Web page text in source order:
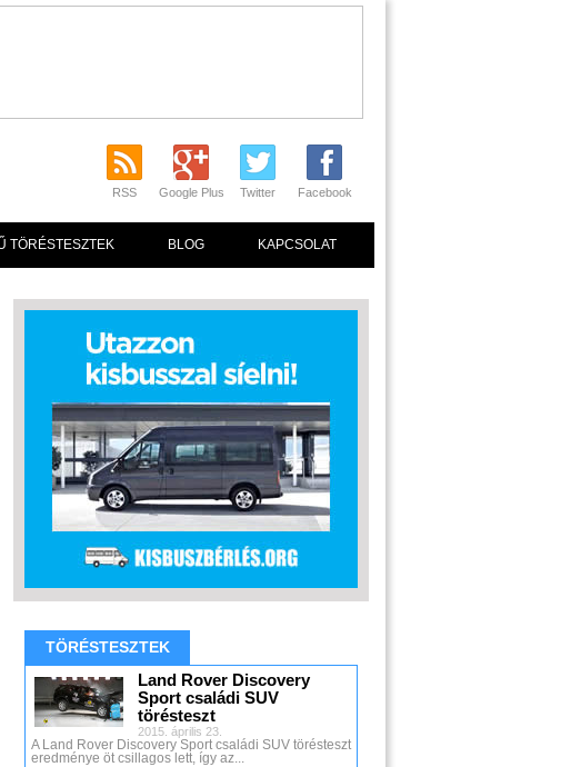
RSS Google Plus Twitter Facebook
TÖRÉSTESZTEK BLOG KAPCSOLAT
TÖRÉSTESZTEK
Land Rover Discovery
Sport családi SUV
törésteszt
2015. április 23.
A Land Rover Discovery Sport családi SUV törésteszt
eredménye öt csillagos lett, így az...